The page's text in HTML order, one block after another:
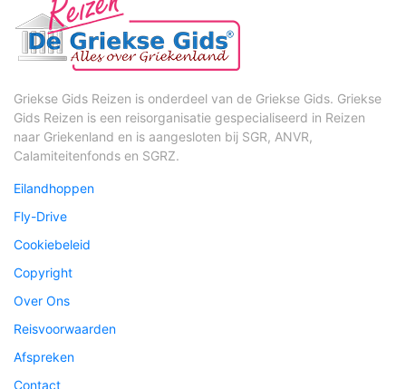
Griekse Gids Reizen is onderdeel van de Griekse Gids. Griekse
Gids Reizen is een reisorganisatie gespecialiseerd in Reizen
naar Griekenland en is aangesloten bij SGR, ANVR,
Calamiteitenfonds en SGRZ.
Eilandhoppen
Fly-Drive
Cookiebeleid
Copyright
Over Ons
Reisvoorwaarden
Afspreken
Contact